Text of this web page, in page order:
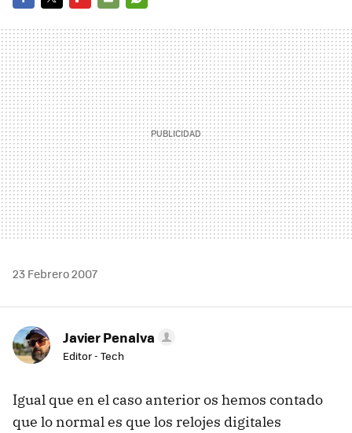
MAIL
23 Febrero 2007
Javier Penalva
Editor - Tech
Igual que en el caso anterior os hemos contado
que lo normal es que los relojes digitales